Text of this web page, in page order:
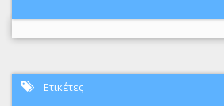
Ετικέτες